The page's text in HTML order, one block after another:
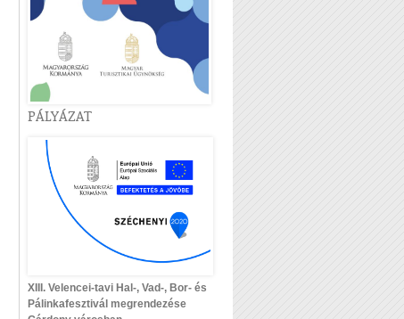
PÁLYÁZAT
XIII. Velencei-tavi Hal-, Vad-, Bor- és
Pálinkafesztivál megrendezése